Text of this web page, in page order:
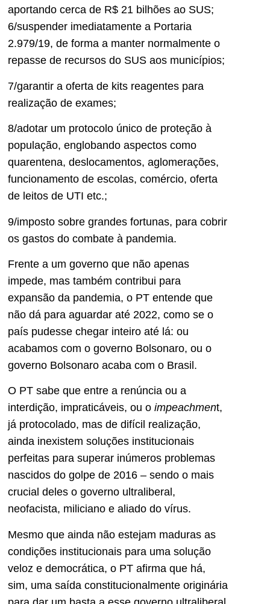
aportando cerca de R$ 21 bilhões ao SUS;
6/suspender imediatamente a Portaria
2.979/19, de forma a manter normalmente o
repasse de recursos do SUS aos municípios;
7/garantir a oferta de kits reagentes para
realização de exames;
8/adotar um protocolo único de proteção à
população, englobando aspectos como
quarentena, deslocamentos, aglomerações,
funcionamento de escolas, comércio, oferta
de leitos de UTI etc.;
9/imposto sobre grandes fortunas, para cobrir
os gastos do combate à pandemia.
Frente a um governo que não apenas
impede, mas também contribui para
expansão da pandemia, o PT entende que
não dá para aguardar até 2022, como se o
país pudesse chegar inteiro até lá: ou
acabamos com o governo Bolsonaro, ou o
governo Bolsonaro acaba com o Brasil.
O PT sabe que entre a renúncia ou a
interdição, impraticáveis, ou o impeachment,
já protocolado, mas de difícil realização,
ainda inexistem soluções institucionais
perfeitas para superar inúmeros problemas
nascidos do golpe de 2016 – sendo o mais
crucial deles o governo ultraliberal,
neofacista, miliciano e aliado do vírus.
Mesmo que ainda não estejam maduras as
condições institucionais para uma solução
veloz e democrática, o PT afirma que há,
sim, uma saída constitucionalmente originária